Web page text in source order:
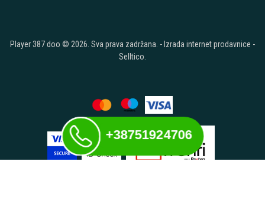
Player 387 doo © 2026. Sva prava zadržana. - Izrada internet prodavnice -
Selltico.
+38751924706